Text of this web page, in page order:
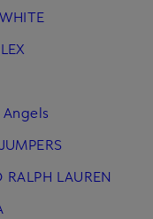
RALPH LAUREN